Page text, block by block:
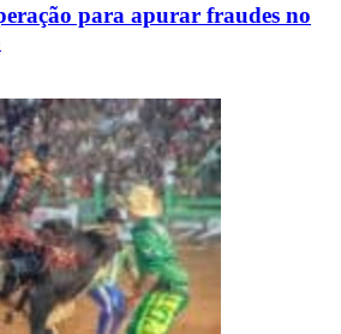
para apurar fraudes no